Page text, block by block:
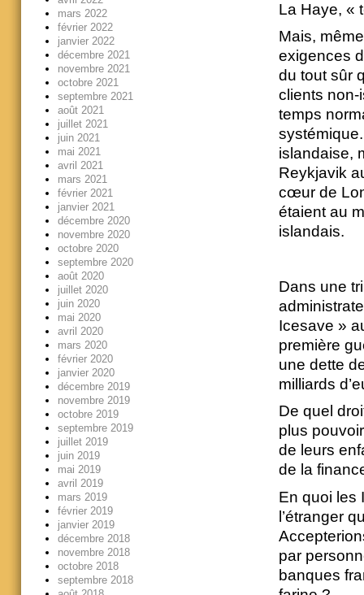
La Haye, «
Mais,
exigences
du tout sûr
clients non-
temps
islandaise,
Reykjavik
cœur de
étaient au
islandais.
Dans une
Icesave »
première
une dette
milliards
De quel
plus
de leurs
de la
En quoi les
l’étranger
par
banques
mars 2022
février 2022
janvier 2022
décembre 2021
novembre 2021
octobre 2021
septembre 2021
août 2021
juillet 2021
juin 2021
mai 2021
avril 2021
mars 2021
février 2021
janvier 2021
décembre 2020
novembre 2020
octobre 2020
septembre 2020
août 2020
juillet 2020
juin 2020
mai 2020
avril 2020
mars 2020
février 2020
janvier 2020
décembre 2019
novembre 2019
octobre 2019
septembre 2019
juillet 2019
juin 2019
mai 2019
avril 2019
mars 2019
février 2019
janvier 2019
décembre 2018
novembre 2018
octobre 2018
septembre 2018